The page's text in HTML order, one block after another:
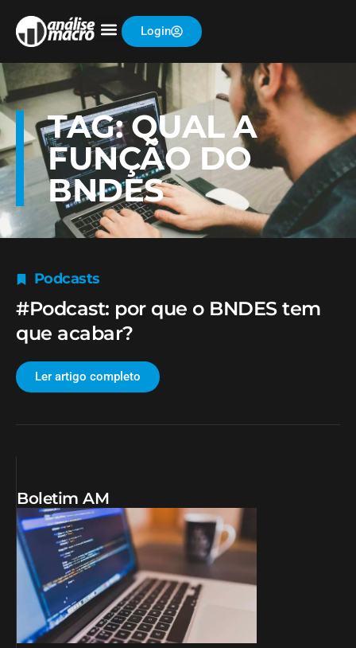
Login
TAG: QUAL A
FUNÇÃO DO
BNDES
Podcasts
#Podcast: por que o BNDES tem
que acabar?
Ler artigo completo
Boletim AM